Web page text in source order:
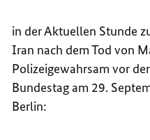
in der Aktuellen Stunde
Iran nach dem Tod von
Polizeigewahrsam vor
Bundestag am 29.
Berlin: